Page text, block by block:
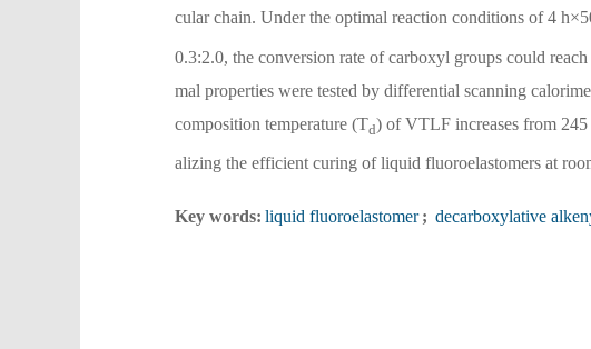
cular chain. Under the optimal reaction conditions of 4
0.3:2.0, the conversion rate of carboxyl groups could
mal properties were tested by differential scanning
composition temperature (Td) of VTLF increases from
alizing the efficient curing of liquid fluoroelastomers at
Key words: liquid fluoroelastomer ; decarboxylative